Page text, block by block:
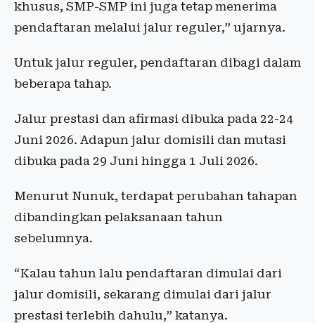
khusus, SMP-SMP ini juga tetap menerima
pendaftaran melalui jalur reguler,” ujarnya.
Untuk jalur reguler, pendaftaran dibagi dalam
beberapa tahap.
Jalur prestasi dan afirmasi dibuka pada 22-24
Juni 2026. Adapun jalur domisili dan mutasi
dibuka pada 29 Juni hingga 1 Juli 2026.
Menurut Nunuk, terdapat perubahan tahapan
dibandingkan pelaksanaan tahun
sebelumnya.
“Kalau tahun lalu pendaftaran dimulai dari
jalur domisili, sekarang dimulai dari jalur
prestasi terlebih dahulu,” katanya.